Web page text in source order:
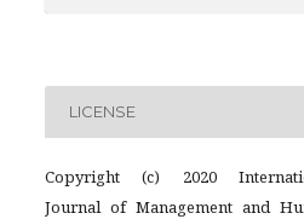
LICENSE
Copyright (c) 2020
Journal of Management and